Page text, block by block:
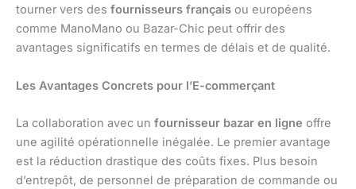
tourner vers des fournisseurs français ou européens
comme ManoMano ou Bazar-Chic peut offrir des
avantages significatifs en termes de délais et de qualité.
Les Avantages Concrets pour l’E-commerçant
La collaboration avec un fournisseur bazar en ligne offre
une agilité opérationnelle inégalée. Le premier avantage
est la réduction drastique des coûts fixes. Plus besoin
d’entrepôt, de personnel de préparation de commande ou